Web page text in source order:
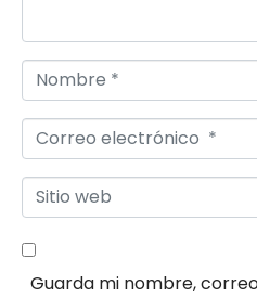
r
i
o
*
o
m
b
e
o
e
i
t
Guarda mi nombre,